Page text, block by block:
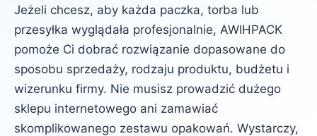
Jeżeli chcesz, aby każda paczka, torba lub
przesyłka wyglądała profesjonalnie, AWIHPACK
pomoże Ci dobrać rozwiązanie dopasowane do
sposobu sprzedaży, rodzaju produktu, budżetu i
wizerunku firmy. Nie musisz prowadzić dużego
sklepu internetowego ani zamawiać
skomplikowanego zestawu opakowań. Wystarczy,